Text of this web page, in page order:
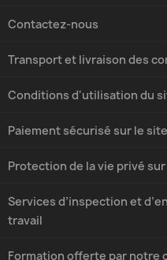
Transport et livraison des
Conditions d'utilisation du
Paiement sécurisé sur le
Protection de la vie privé
Services d’inspection et
travail
Formation offerte par notre
Contactez-nous